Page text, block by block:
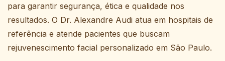
para garantir segurança, ética e qualidade nos
resultados. O Dr. Alexandre Audi atua em hospitais de
referência e atende pacientes que buscam
rejuvenescimento facial personalizado em São Paulo.